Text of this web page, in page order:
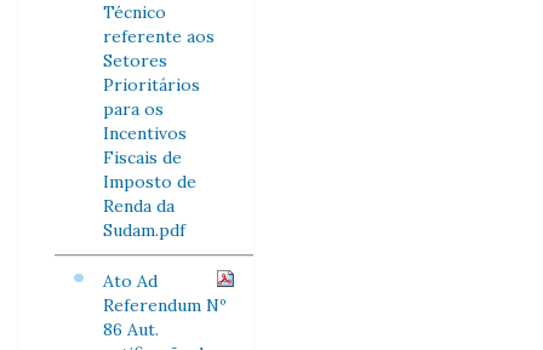
Técnico
referente aos
Setores
Prioritários
para os
Incentivos
Fiscais de
Imposto de
Renda da
Sudam.pdf
Ato Ad
Referendum Nº
86 Aut.